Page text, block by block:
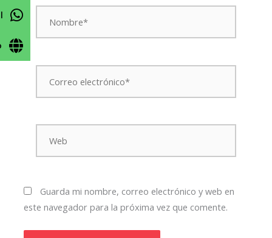
Nombre*
Correo
electrónico*
Web
Guarda mi nombre, correo electrónico y web en
este navegador para la próxima vez que comente.